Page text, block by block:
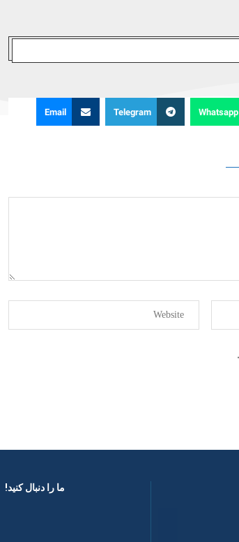
Whatsapp
Telegram
Email
ما را دنبال کنید! ​